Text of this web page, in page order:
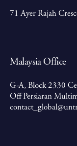
71 Ayer Rajah
Malaysia Office
G-A, Block 2330
Off Persiaran